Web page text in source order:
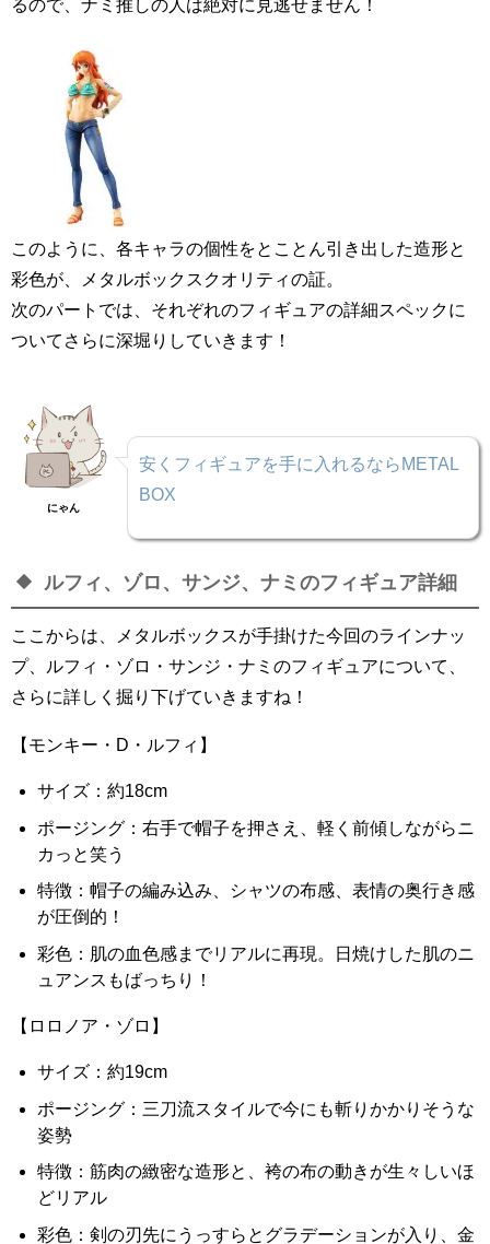
るので、ナミ推しの人は絶対に見逃せません！
このように、各キャラの個性をとことん引き出した造形と
彩色が、メタルボックスクオリティの証。
次のパートでは、それぞれのフィギュアの詳細スペックに
ついてさらに深堀りしていきます！
にゃん
安くフィギュアを手に入れるならMETAL
BOX
ルフィ、ゾロ、サンジ、ナミのフィギュア詳細
ここからは、メタルボックスが手掛けた今回のラインナッ
プ、ルフィ・ゾロ・サンジ・ナミのフィギュアについて、
さらに詳しく掘り下げていきますね！
【モンキー・D・ルフィ】
サイズ：約18cm
ポージング：右手で帽子を押さえ、軽く前傾しながらニ
カっと笑う
特徴：帽子の編み込み、シャツの布感、表情の奥行き感
が圧倒的！
彩色：肌の血色感までリアルに再現。日焼けした肌のニ
ュアンスもばっちり！
【ロロノア・ゾロ】
サイズ：約19cm
ポージング：三刀流スタイルで今にも斬りかかりそうな
姿勢
特徴：筋肉の緻密な造形と、袴の布の動きが生々しいほ
どリアル
彩色：剣の刃先にうっすらとグラデーションが入り、金